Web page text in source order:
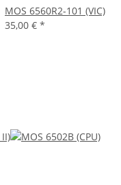
MOS 6560R2-101 (VIC)
35,00 € *